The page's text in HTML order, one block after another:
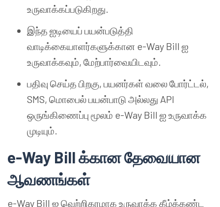
உருவாக்கப்படுகிறது.
இந்த ஐடியைப் பயன்படுத்தி
வாடிக்கையாளர்களுக்கான e-Way Bill ஐ
உருவாக்கவும், மேற்பார்வையிடவும்.
பதிவு செய்த பிறகு, பயனர்கள் வலை போர்ட்டல்,
SMS, மொபைல் பயன்பாடு அல்லது API
ஒருங்கிணைப்பு மூலம் e-Way Bill ஐ உருவாக்க
முடியும்.
e-Way Bill க்கான தேவையான
ஆவணங்கள்
e-Way Bill ஐ வெற்றிகரமாக உருவாக்க கீழ்க்கண்ட